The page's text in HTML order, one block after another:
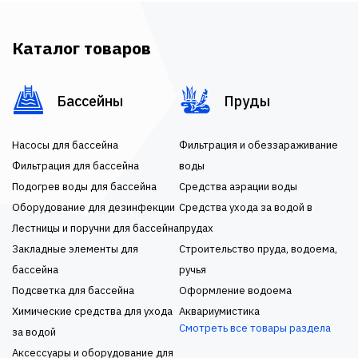
Каталог товаров
Бассейны
Насосы для бассейна
Фильтрация для бассейна
Подогрев воды для бассейна
Оборудование для дезинфекции
Лестницы и поручни для бассейна
Закладные элементы для
бассейна
Подсветка для бассейна
Химические средства для ухода
за водой
Аксессуары и оборудование для
Пруды
Фильтрация и обеззараживание
воды
Средства аэрации воды
Средства ухода за водой в
прудах
Строительство пруда, водоема,
ручья
Оформление водоема
Аквариумистика
Смотреть все товары раздела